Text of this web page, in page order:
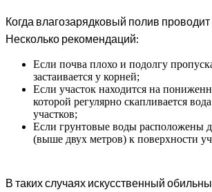
Когда влагозарядковый полив
Несколько рекомендаций:
Если почва плохо и подолгу
застаивается у корней;
Если участок находится на
которой регулярно скапливается
участков;
Если грунтовые воды расположены
(выше двух метров) к поверхности
В таких случаях искусственный